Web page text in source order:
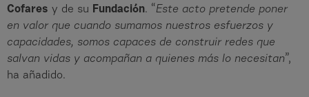
Cofares y de su Fundación. “Este acto pretende poner
en valor que cuando sumamos nuestros esfuerzos y
capacidades, somos capaces de construir redes que
salvan vidas y acompañan a quienes más lo necesitan”,
ha añadido.